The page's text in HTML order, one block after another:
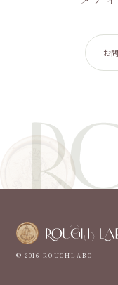
お
© 2016 ROUGHLABO